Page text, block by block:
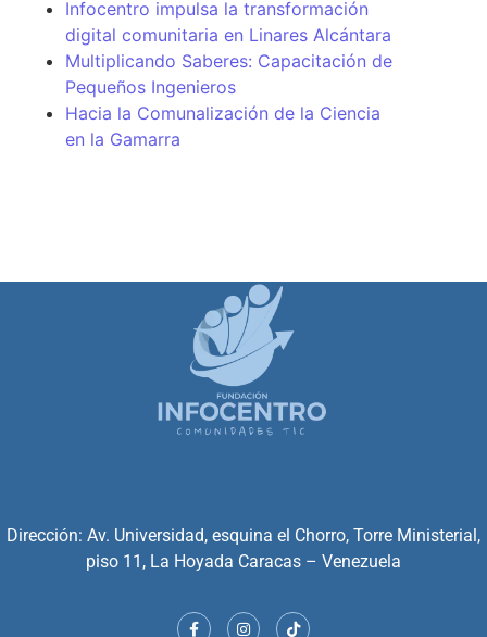
Infocentro impulsa la transformación
digital comunitaria en Linares Alcántara
Multiplicando Saberes: Capacitación de
Pequeños Ingenieros
Hacia la Comunalización de la Ciencia
en la Gamarra
Dirección: Av. Universidad, esquina el Chorro, Torre Ministerial,
piso 11, La Hoyada Caracas – Venezuela